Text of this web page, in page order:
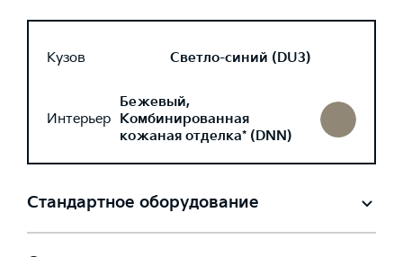
Кузов Светло-синий (DU3)
Интерьер
Бежевый,
Комбинированная
кожаная отделка* (DNN)
Стандартное оборудование